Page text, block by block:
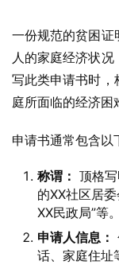
一份规范的贫困证
人的家庭经济状
写此类申请书时，
庭所面临的经济困
申请书通常包含以
称谓： 顶格
的XX社区居
XX民政局”等。
申请人信息：
话、家庭住址